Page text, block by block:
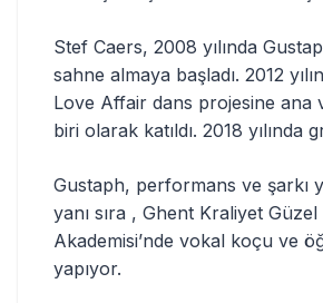
Stef Caers, 2008 yılında
sahne almaya başladı. 2012
Love Affair dans projesine ana
biri olarak katıldı. 2018 yılında
Gustaph, performans ve şarkı
yanı sıra , Ghent Kraliyet
Akademisi’nde vokal koçu ve
yapıyor.